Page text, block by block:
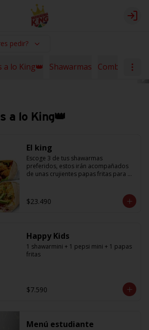
Login
pedir?
a lo King👑 Shawarmas Combos
a lo King👑
El king
Escoge 3 de tus shawarmas
preferidos, estos irán acompañados
de unas crujientes papas fritas para
acumulable con otras promociones)
(cada agregado adicional
agregar la cantidad exacta igual a la
cantidad de shawarmas de la
promoción)
$23.490
Happy Kids
1 shawarmini + 1 pepsi mini + 1 papas
fritas
$7.590
Menú estudiante